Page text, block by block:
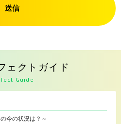
送信
ェクトガイド
Guide
今の状況は？～